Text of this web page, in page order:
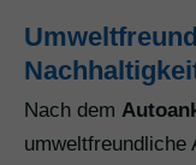
Nach dem
umweltfreundliche